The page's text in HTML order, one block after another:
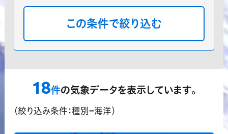
分類
プレミアム気象データ 気象庁データ
分布
領域指定機能
18件の気象データを表示しています。
（絞り込み条件：種別=海洋）